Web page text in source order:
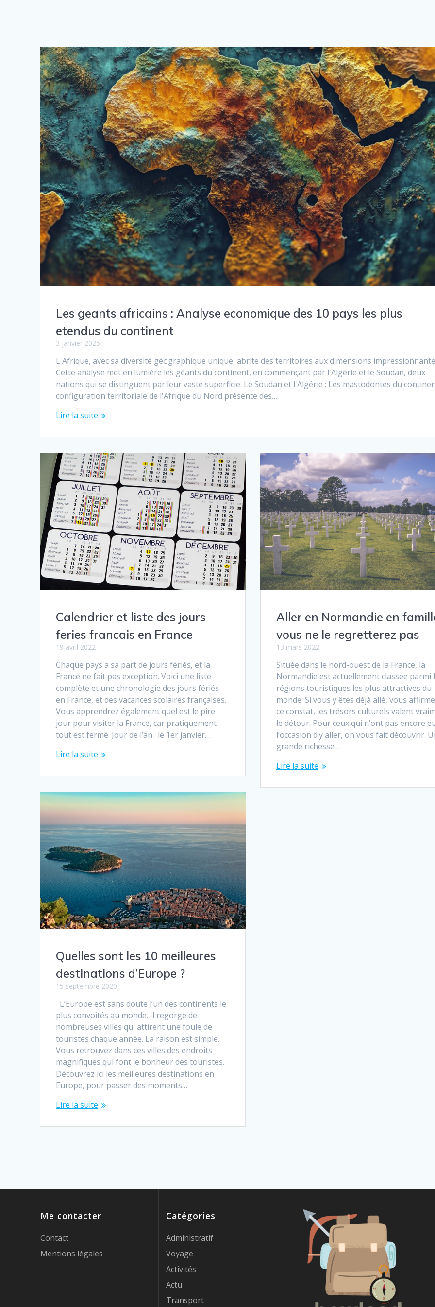
Les geants africains : Analyse economique des 10 pays les plus
etendus du continent
3 janvier 2025
L'Afrique, avec sa diversité géographique unique, abrite des territoires aux dimensions
Cette analyse met en lumière les géants du continent, en commençant par l'Algérie et le Soudan, deux
nations qui se distinguent par leur vaste superficie. Le Soudan et l'Algérie : Les mastodontes du
configuration territoriale de l'Afrique du Nord présente des…
Lire la suite
Calendrier et liste des jours
feries francais en France
19 avril 2022
Chaque pays a sa part de jours fériés, et la
France ne fait pas exception. Voici une liste
complète et une chronologie des jours fériés
en France, et des vacances scolaires françaises.
Vous apprendrez également quel est le pire
jour pour visiter la France, car pratiquement
tout est fermé. Jour de l’an : le 1er janvier.…
Lire la suite
Aller en Normandie en
vous ne le regretterez pas
13 mars 2022
Située dans le nord-ouest de la France, la
Normandie est actuellement classée parmi
régions touristiques les plus attractives du
monde. Si vous y êtes déjà allé, vous
ce constat, les trésors culturels valent
le détour. Pour ceux qui n’ont pas encore
l’occasion d’y aller, on vous fait découvrir.
grande richesse…
Lire la suite
Quelles sont les 10 meilleures
destinations d’Europe ?
15 septembre 2020
L’Europe est sans doute l‘un des continents le
plus convoités au monde. Il regorge de
nombreuses villes qui attirent une foule de
touristes chaque année. La raison est simple.
Vous retrouvez dans ces villes des endroits
magnifiques qui font le bonheur des touristes.
Découvrez ici les meilleures destinations en
Europe, pour passer des moments…
Lire la suite
Me contacter
Contact
Mentions légales
Catégories
Administratif
Voyage
Activités
Actu
Transport